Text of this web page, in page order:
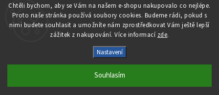
Chtěli bychom, aby se Vám na našem e-shopu nakupovalo co nejlépe.
Proto naše stránka používá soubory cookies. Budeme rádi, pokud s
nimi budete souhlasit a umožníte nám zprostředkovat Vám ještě lepší
zážitek z nakupování. Více informací zde.
Nastavení
Souhlasím
Belsport.cz. Všechna práva vyhrazena.
Upravit nastavení cookies
Shoptet | DesignShoptak.cz
S láskou vyrobiloFilipesmedia 🧡